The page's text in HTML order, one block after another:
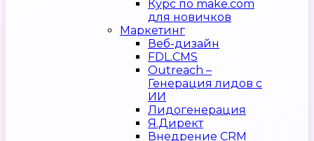
Курс по make.com
для новичков
Маркетинг
Веб-дизайн
FDL.CMS
Outreach –
Генерация лидов с
ИИ
Лидогенерация
Я.Директ
Внедрение CRM